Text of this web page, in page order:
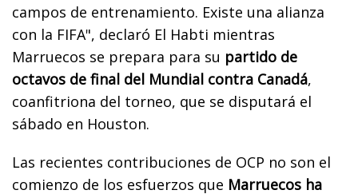
campos de entrenamiento. Existe una alianza
con la FIFA", declaró El Habti mientras
Marruecos se prepara para su partido de
octavos de final del Mundial contra Canadá,
coanfitriona del torneo, que se disputará el
sábado en Houston.
Las recientes contribuciones de OCP no son el
comienzo de los esfuerzos que Marruecos ha